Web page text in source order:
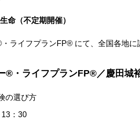
命（不定期開催）
ライフプランFP® にて、全国各地に
®・ライフプランFP®／慶田城裕
の選び方
：30